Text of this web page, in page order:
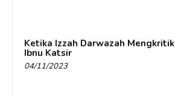
Ketika Izzah Darwazah Mengkritik
Ibnu Katsir
04/11/2023